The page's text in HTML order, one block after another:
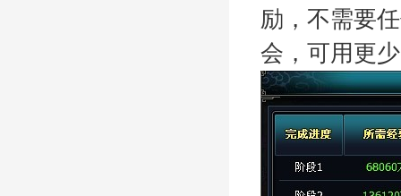
励，不需要
会，可用更